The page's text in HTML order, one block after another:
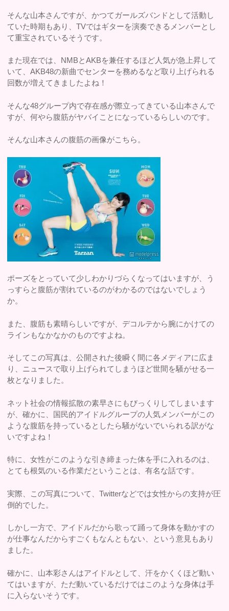
そんな山本さんですが、かつてガールズバンドとして活動し
ていた時期もあり、TVではギターを演奏できるメンバーとし
て重宝されているそうです。
また現在では、NMBとAKBを兼任するほど人気が急上昇して
いて、AKB48の新曲でセンターを務めるなど取り上げられる
回数が増えてきましたよね！
そんな48グループ内で存在感が際立ってきている山本さんで
すが、何やら腹筋がヤバイことになっているらしいのです。
そんな山本さんの腹筋の画像がこちら。
ポーズをとっていて少しわかりづらくなってはいますが、う
っすらと腹筋が割れているのがわかるのではないでしょう
か。
また、腹筋も素晴らしいですが、デコルテから腕にかけての
ラインもなかなかのものですよね。
そしてこの写真は、公開された後瞬く間に各メディアに広ま
り、ニュースで取り上げられてしまうほど世間を騒がせる一
枚となりました。
ネット社会の情報拡散の素早さにもびっくりしてしまいます
が、確かに、国民的アイドルグループの人気メンバーがこの
ような腹筋を持っているとしたら騒がないでいられる訳がな
いですよね！
特に、女性がこのような引き締まった体を手に入れるのは、
とても根気のいる作業だということは、有名な話です。
実際、この写真について、Twitterなどでは女性からの支持が圧
倒的でした。
しかし一方で、アイドルだから歌って踊って身体を動かすの
が仕事なんだからすごくもなんともない、という意見もあり
ました。
確かに、山本彩さんはアイドルとして、汗をかくくほど動い
てはいますが、ただ動いているだけではこのような身体は手
に入らないそうです。